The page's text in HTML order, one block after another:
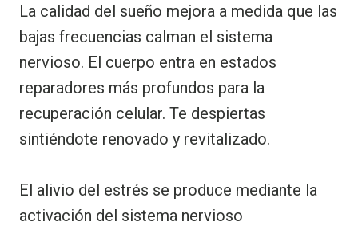
La calidad del sueño mejora a medida que las
bajas frecuencias calman el sistema
nervioso. El cuerpo entra en estados
reparadores más profundos para la
recuperación celular. Te despiertas
sintiéndote renovado y revitalizado.
El alivio del estrés se produce mediante la
activación del sistema nervioso